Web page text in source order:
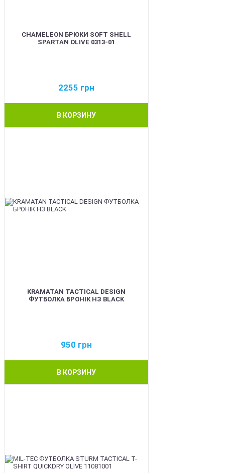
CHAMELEON БРЮКИ SOFT SHELL
SPARTAN OLIVE 0313-01
2255 грн
В КОРЗИНУ
KRAMATAN TACTICAL DESIGN
ФУТБОЛКА БРОНІК НЗ BLACK
950 грн
В КОРЗИНУ